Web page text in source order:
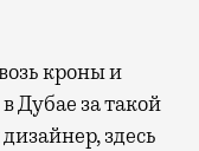
кроны и
Дубае за такой
здесь